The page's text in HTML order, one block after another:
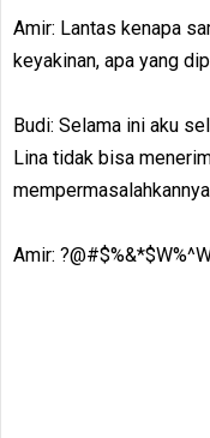
Amir: Lantas kenapa
keyakinan, apa yang
Budi: Selama ini aku
Lina tidak bisa
Amir: